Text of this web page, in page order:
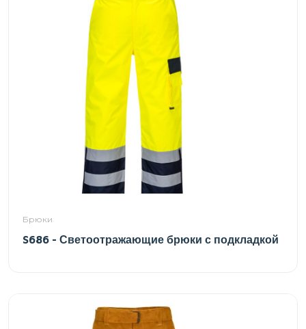
Брюки
S686 - Светоотражающие брюки с подкладкой